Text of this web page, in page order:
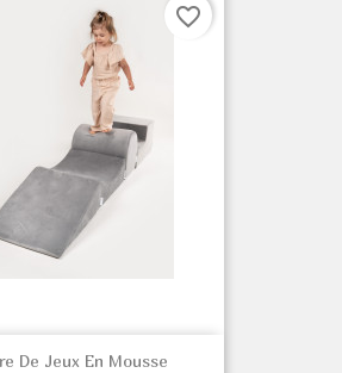
De Jeux En Mousse
favorite_border